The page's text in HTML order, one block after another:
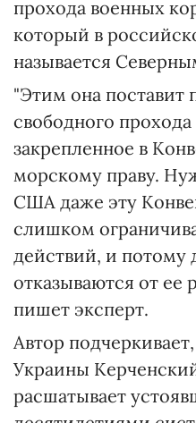
прохода военных
который в
называется
"Этим она поставит
свободного
закрепленное в
морскому праву.
США даже эту
слишком
действий, и потому
отказываются от ее
пишет эксперт.
Автор
Украины
расшатывает